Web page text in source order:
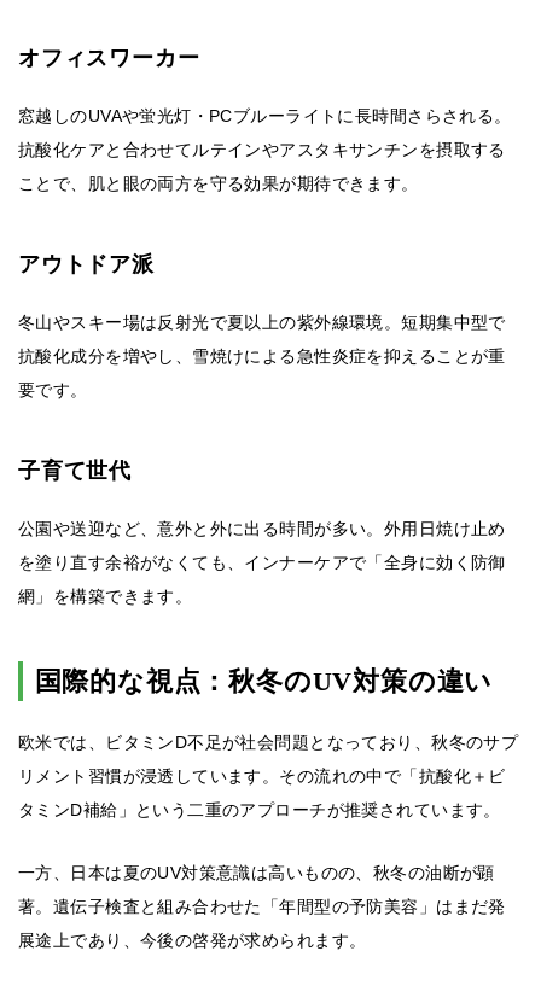
オフィスワーカー
窓越しのUVAや蛍光灯・PCブルーライトに長時間さらされる。
抗酸化ケアと合わせてルテインやアスタキサンチンを摂取する
ことで、肌と眼の両方を守る効果が期待できます。
アウトドア派
冬山やスキー場は反射光で夏以上の紫外線環境。短期集中型で
抗酸化成分を増やし、雪焼けによる急性炎症を抑えることが重
要です。
子育て世代
公園や送迎など、意外と外に出る時間が多い。外用日焼け止め
を塗り直す余裕がなくても、インナーケアで「全身に効く防御
網」を構築できます。
国際的な視点：秋冬のUV対策の違い
欧米では、ビタミンD不足が社会問題となっており、秋冬のサプ
リメント習慣が浸透しています。その流れの中で「抗酸化＋ビ
タミンD補給」という二重のアプローチが推奨されています。
一方、日本は夏のUV対策意識は高いものの、秋冬の油断が顕
著。遺伝子検査と組み合わせた「年間型の予防美容」はまだ発
展途上であり、今後の啓発が求められます。